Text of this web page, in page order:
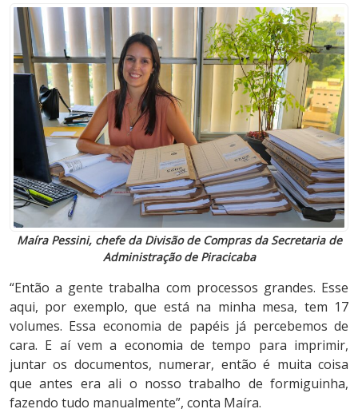
Maíra Pessini, chefe da Divisão de Compras da Secretaria de
Administração de Piracicaba
“Então a gente trabalha com processos grandes. Esse
aqui, por exemplo, que está na minha mesa, tem 17
volumes. Essa economia de papéis já percebemos de
cara. E aí vem a economia de tempo para imprimir,
juntar os documentos, numerar, então é muita coisa
que antes era ali o nosso trabalho de formiguinha,
fazendo tudo manualmente”, conta Maíra.